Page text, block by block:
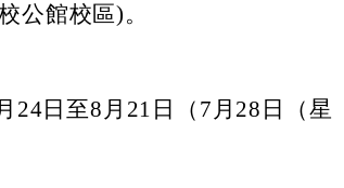
公館校區)。
24日至8月21日（7月28日（星